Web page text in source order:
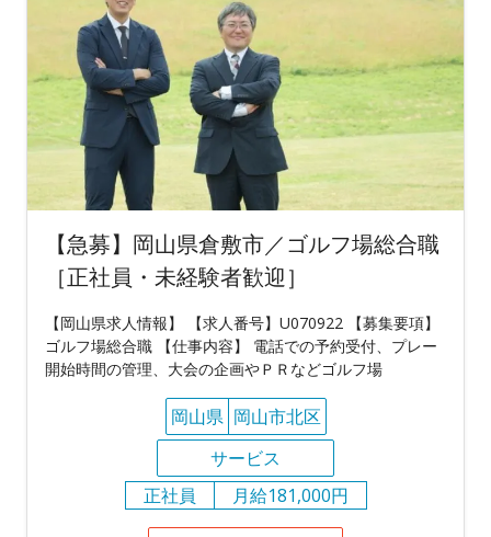
【急募】岡山県倉敷市／ゴルフ場総合職
［正社員・未経験者歓迎］
【岡山県求人情報】 【求人番号】U070922 【募集要項】
ゴルフ場総合職 【仕事内容】 電話での予約受付、プレー
開始時間の管理、大会の企画やＰＲなどゴルフ場
岡山県 岡山市北区
サービス
正社員
月給181,000円